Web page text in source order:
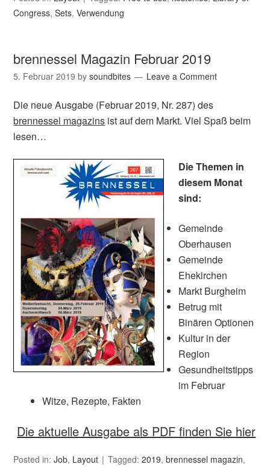
Congress,Sets,Verwendung
brennessel Magazin Februar 2019
5. Februar 2019 bysoundbites Leave a Comment
Die neue Ausgabe (Februar 2019, Nr. 287) des
brennessel magazins ist auf dem Markt. Viel Spaß beim
lesen…
Die Themen in
diesem Monat
sind:
Gemeinde
Oberhausen
Gemeinde
Ehekirchen
Markt Burgheim
Betrug mit
Binären Optionen
Kultur in der
Region
Gesundheitstipps
im Februar
Witze, Rezepte, Fakten
Die aktuelle Ausgabe als PDF finden Sie hier
Posted in:Job, Layout Tagged:2019,brennessel magazin,